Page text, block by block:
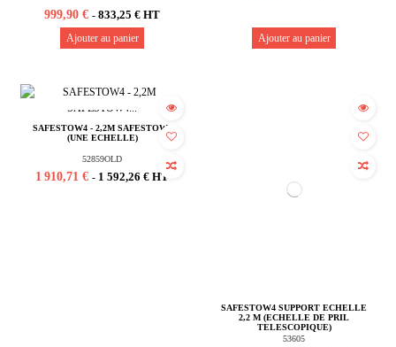
999,90 € - 833,25 € HT
Ajouter au panier Ajouter au panier
SAFESTOW4 - 2,2M SAFESTOW4
(UNE ECHELLE)
52859OLD
1 910,71 € - 1 592,26 € HT
SAFESTOW4 SUPPORT ECHELLE
2,2 M (ECHELLE DE PRIL
TELESCOPIQUE)
53605